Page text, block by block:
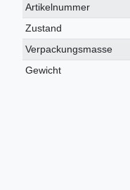
Technisches
Merkmal
Wert
Artikelnummer
Zustand
Verpackungsmasse
Gewicht